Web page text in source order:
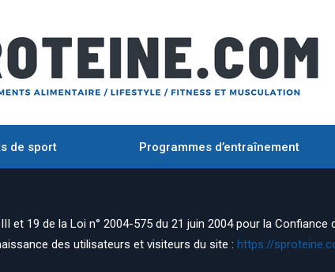
de sport Programmes d’entraînement
19 de la Loi n° 2004-575 du 21 juin 2004 pour la Confiance
des utilisateurs et visiteurs du site : https://